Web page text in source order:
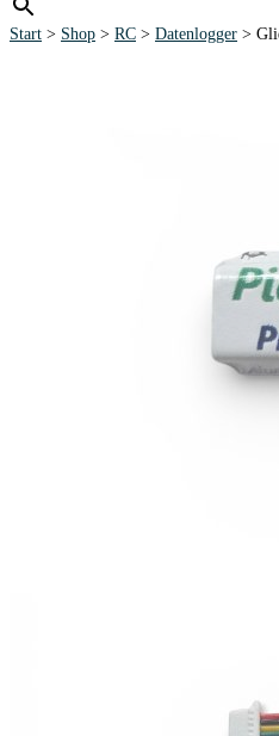
Start > Shop > RC > Datenlogger >